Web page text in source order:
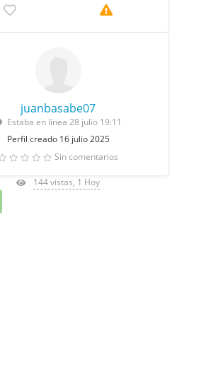
juanbasabe07
Estaba en línea 28 julio 19:11
Perfil creado 16 julio 2025
Sin comentarios
144 vistas, 1 Hoy